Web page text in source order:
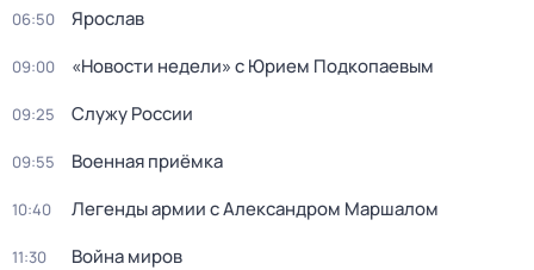
06:50 Ярослав
09:00 «Новости недели» с Юрием Подкопаевым
09:25 Служy Pоссии
09:55 Военная приёмка
10:40 Легенды армии с Александром Маршалом
11:30 Война миров